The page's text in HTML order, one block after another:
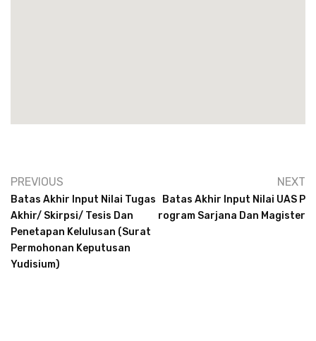
PREVIOUS
Batas Akhir Input Nilai Tugas
Akhir/ Skirpsi/ Tesis Dan
Penetapan Kelulusan (Surat
Permohonan Keputusan
Yudisium)
NEXT
Batas Akhir Input Nilai UAS P
Rogram Sarjana Dan Magister